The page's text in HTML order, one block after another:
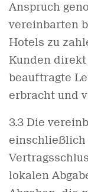
Anspruch
vereinbarten
Hotels zu
Kunden
beauftragte
erbracht und
3.3 Die
einschließlich
lokalen